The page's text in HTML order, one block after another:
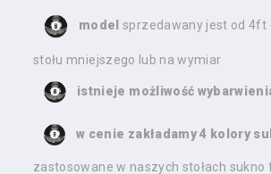
model sprzedawany jest od 4ft
stołu mniejszego lub na wymiar
istnieje możliwość
w cenie zakładamy 4 kolory
zastosowane w naszych stołach sukno